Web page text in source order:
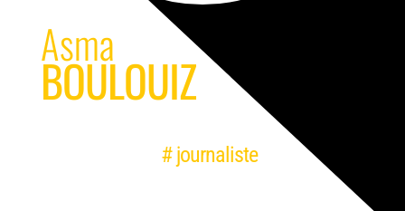
Asma
BOULOUIZ
# journaliste